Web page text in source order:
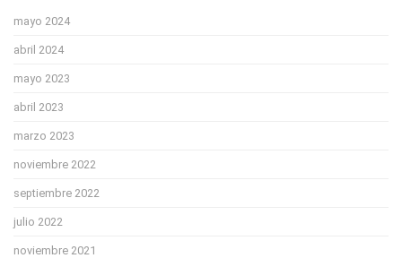
mayo 2024
abril 2024
mayo 2023
abril 2023
marzo 2023
noviembre 2022
septiembre 2022
julio 2022
noviembre 2021